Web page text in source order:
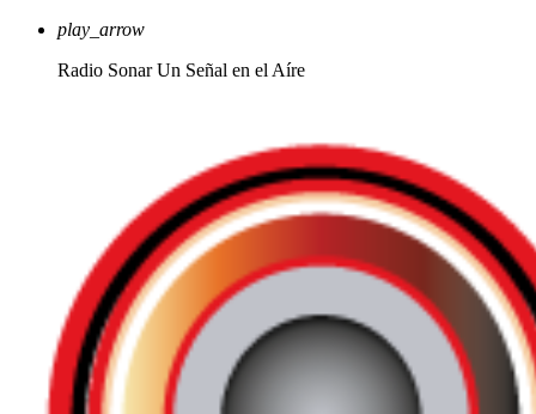
play_arrow
Radio Sonar Un Señal en el Aíre